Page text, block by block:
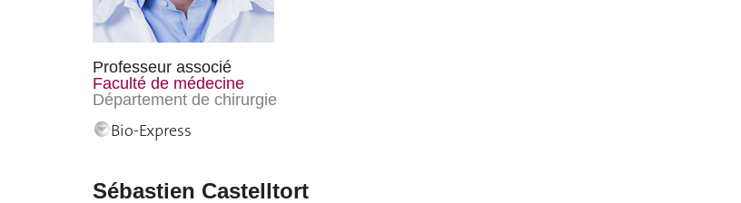
Professeur associé
Faculté de médecine
Département de chirurgie
Bio-Express
Sébastien Castelltort